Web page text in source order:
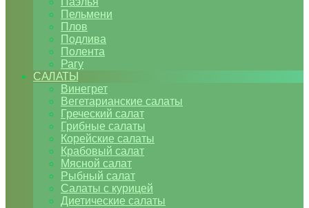
Пельмени
Плов
Подлива
Полента
Рагу
САЛАТЫ
Винегрет
Вегетарианские салаты
Греческий салат
Грибные салаты
Корейские салаты
Крабовый салат
Мясной салат
Рыбный салат
Салаты с курицей
Диетические салаты